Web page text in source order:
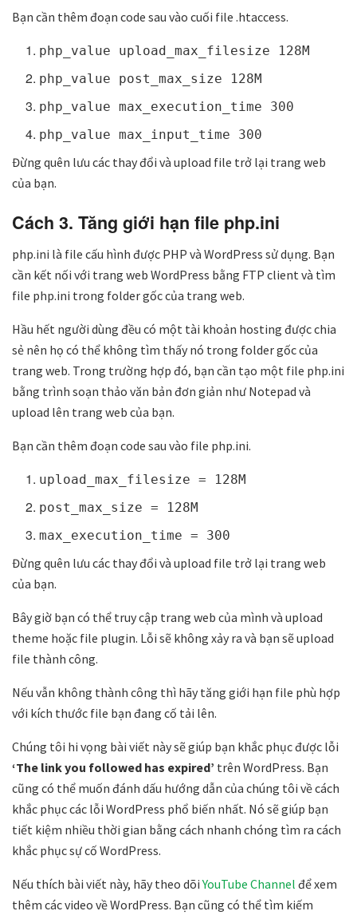
Bạn cần thêm đoạn code sau vào cuối file .htaccess.
php_value upload_max_filesize 128M
php_value post_max_size 128M
php_value max_execution_time 300
php_value max_input_time 300
Đừng quên lưu các thay đổi và upload file trở lại trang web
của bạn.
Cách 3. Tăng giới hạn file php.ini
php.ini là file cấu hình được PHP và WordPress sử dụng. Bạn
cần kết nối với trang web WordPress bằng FTP client và tìm
file php.ini trong folder gốc của trang web.
Hầu hết người dùng đều có một tài khoản hosting được chia
sẻ nên họ có thể không tìm thấy nó trong folder gốc của
trang web. Trong trường hợp đó, bạn cần tạo một file php.ini
bằng trình soạn thảo văn bản đơn giản như Notepad và
upload lên trang web của bạn.
Bạn cần thêm đoạn code sau vào file php.ini.
upload_max_filesize = 128M
post_max_size = 128M
max_execution_time = 300
Đừng quên lưu các thay đổi và upload file trở lại trang web
của bạn.
Bây giờ bạn có thể truy cập trang web của mình và upload
theme hoặc file plugin. Lỗi sẽ không xảy ra và bạn sẽ upload
file thành công.
Nếu vẫn không thành công thì hãy tăng giới hạn file phù hợp
với kích thước file bạn đang cố tải lên.
Chúng tôi hi vọng bài viết này sẽ giúp bạn khắc phục được lỗi
‘The link you followed has expired’ trên WordPress. Bạn
cũng có thể muốn đánh dấu hướng dẫn của chúng tôi về cách
khắc phục các lỗi WordPress phổ biến nhất. Nó sẽ giúp bạn
tiết kiệm nhiều thời gian bằng cách nhanh chóng tìm ra cách
khắc phục sự cố WordPress.
Nếu thích bài viết này, hãy theo dõiYouTube Channel để xem
thêm các video về WordPress. Bạn cũng có thể tìm kiếm